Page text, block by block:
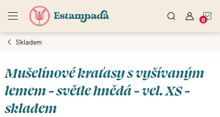
Skladem
Mušelínové kraťasy s vyšívaným
lemem - světle hnědá - vel. XS -
skladem